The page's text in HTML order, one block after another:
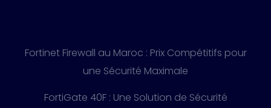
Fortinet Firewall au Maroc : Prix Compétitifs pour
une Sécurité Maximale
FortiGate 40F : Une Solution de Sécurité